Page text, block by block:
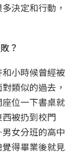
決定和行動，
？
小時候曾經被
類似的過去，
位一下書桌就
被扔到校門
女分班的高中
得畢業後就見